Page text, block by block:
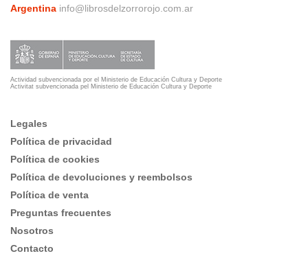
Argentina info@librosdelzorrorojo.com.ar
Actividad subvencionada por el Ministerio de Educación Cultura y Deporte
Activitat subvencionada pel Ministerio de Educación Cultura y Deporte
Legales
Política de privacidad
Política de cookies
Política de devoluciones y reembolsos
Política de venta
Preguntas frecuentes
Nosotros
Contacto